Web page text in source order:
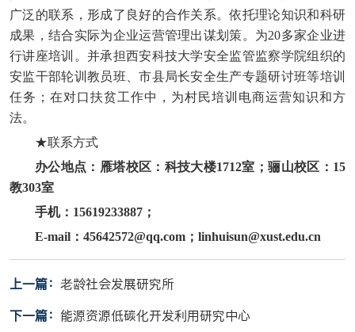
广泛的联系，形成了良好的合作关系。依托理论知识和科研
成果，结合实际为企业运营管理出谋划策。为20多家企业进
行讲座培训。并承担西安科技大学安全监管监察学院组织的
安监干部轮训教员班、市县局长安全生产专题研讨班等培训
任务；在对口扶贫工作中，为村民培训电商运营知识和方
法。
★联系方式
办公地点：雁塔校区：科技大楼1712室；骊山校区： 15
教303室
手机： 15619233887；
E-mail： 45642572@qq.com； linhuisun@xust.edu.cn
上一篇： 老龄社会发展研究所
下一篇： 能源资源低碳化开发利用研究中心